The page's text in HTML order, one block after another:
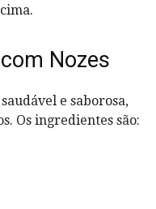
Nozes
e saborosa,
Os ingredientes são: